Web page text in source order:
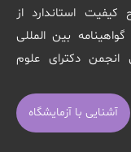
کیفیت استاندارد از
بین المللی
اعتباربخشی انجمن دکترای علوم
آشنایی با آزمایشگاه